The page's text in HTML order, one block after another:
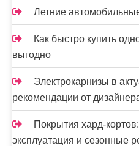
Летние
Как быстро купить
выгодно
Электрокарнизы в
рекомендации от
Покрытия хард-
эксплуатация и сезонные